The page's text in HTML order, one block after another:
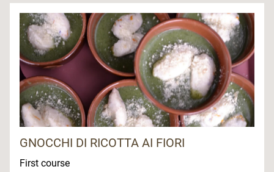
GNOCCHI DI RICOTTA AI FIORI
First course